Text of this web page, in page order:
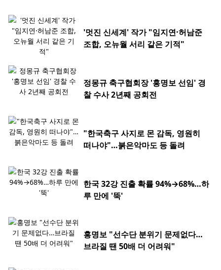
'멋진 신세계' 작가 "임지연·허남준
조합, 오뉴월 서리 같은 기적"
정몽규 축구협회장 '홍명보 선임' 경
찰 수사 2년째 공회전
"한국축구 사지로 몬 감독, 영원히
떠나야"…붉은악마도 등 돌려
한국 32강 진출 확률 94%→68%…하
루 만에 '뚝'
홍명보 "선수단 분위기 문제없다…
브라질 땐 50배 더 어려워"